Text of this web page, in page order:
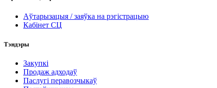
Аўтарызацыя / заяўка на рэгістрацыю
Кабінет СЦ
Тэндэры
Закупкі
Продаж адходаў
Паслугі перавозчыкаў